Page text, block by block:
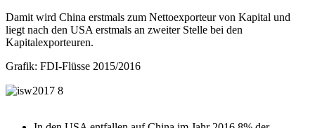
Damit wird China erstmals zum Nettoexporteur von Kapital und
liegt nach den USA erstmals an zweiter Stelle bei den
Kapitalexporteuren.
Grafik: FDI-Flüsse 2015/2016